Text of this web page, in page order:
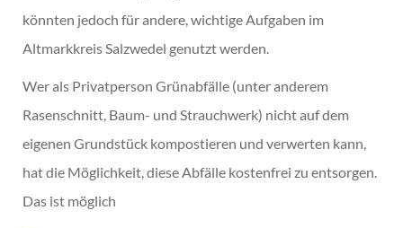
könnten jedoch für andere, wichtige Aufgaben im
Altmarkkreis Salzwedel genutzt werden.
Wer als Privatperson Grünabfälle (unter anderem
Rasenschnitt, Baum- und Strauchwerk) nicht auf dem
eigenen Grundstück kompostieren und verwerten kann,
hat die Möglichkeit, diese Abfälle kostenfrei zu entsorgen.
Das ist möglich